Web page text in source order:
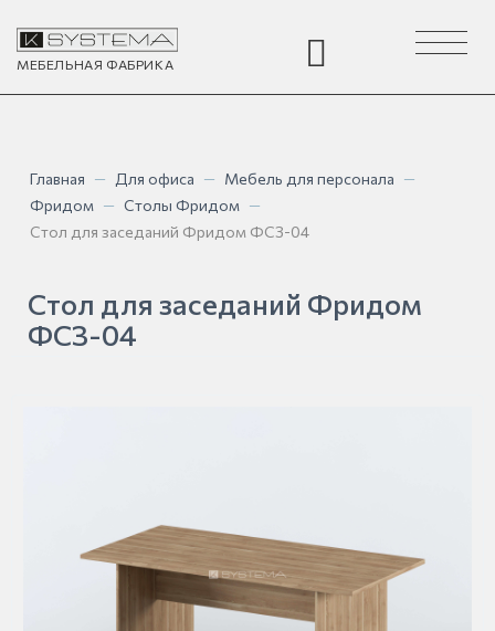
МЕБЕЛЬНАЯ ФАБРИКА
Toggle
navigation
Главная — Для офиса — Мебель для персонала —
Фридом — Столы Фридом —
Стол для заседаний Фридом ФСЗ-04
Стол для заседаний Фридом
ФСЗ-04